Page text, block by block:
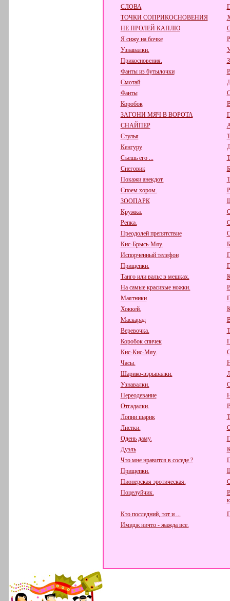
СЛОВА
ТОЧКИ СОПРИКОСНОВЕНИЯ
НЕ ПРОЛЕЙ КАПЛЮ
Я сижу на бочке
Узнавалки.
Прикосновения.
Фанты из бутылочки
Смотай
Фанты
Коробок
ЗАГОНИ МЯЧ В ВОРОТА
СНАЙПЕР
Стулья
Кенгуру
Съешь его ...
Снеговик
Покажи анекдот.
Споем хором.
ЗООПАРК
Кружка.
Репка.
Преодолей препятствие
Кис-Брысь-Мяу.
Испорченный телефон
Прищепки.
Танго или вальс в мешках.
На самые красивые ножки.
Маятники
Хоккей.
Маскарад
Веревочка.
Коробок спичек
Кис-Кис-Мяу.
Часы.
Шарико-взрывалки.
Узнавалки.
Переодевание
Отгадалки.
Лопни шарик
Листки.
Одень даму.
Дуэль
Что мне нравится в соседе ?
Прищепки.
Пионерская эротическая.
Поцелуйчик.
Кто последний, тот и ...
Имидж ничто - жажда все.